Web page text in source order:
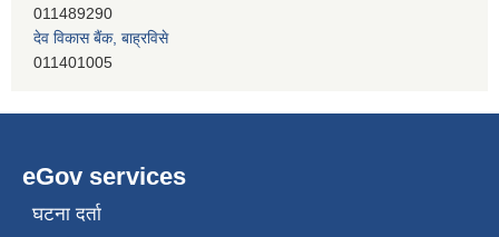
011401005
सिभिल बैंक, बाह्रविसे
011489283
eGov services
घटना दर्ता